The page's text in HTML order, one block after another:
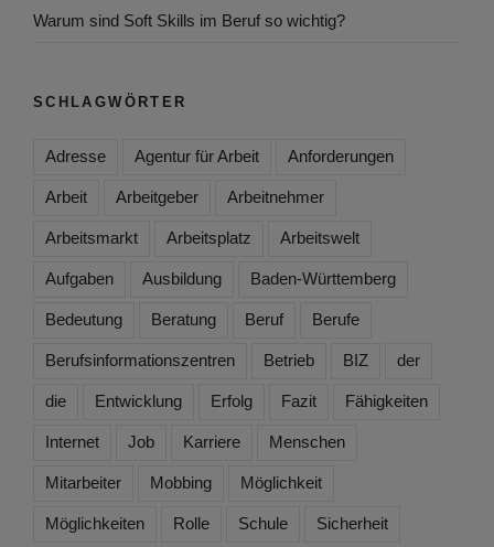
Warum sind Soft Skills im Beruf so wichtig?
SCHLAGWÖRTER
Adresse Agentur für Arbeit Anforderungen
Arbeit Arbeitgeber Arbeitnehmer
Arbeitsmarkt Arbeitsplatz Arbeitswelt
Aufgaben Ausbildung Baden-Württemberg
Bedeutung Beratung Beruf Berufe
Berufsinformationszentren Betrieb BIZ der
die Entwicklung Erfolg Fazit Fähigkeiten
Internet Job Karriere Menschen
Mitarbeiter Mobbing Möglichkeit
Möglichkeiten Rolle Schule Sicherheit